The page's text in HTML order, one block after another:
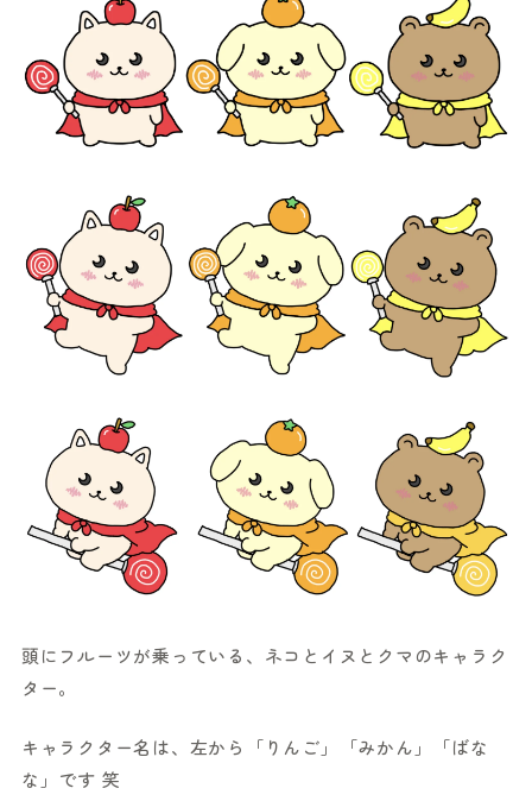
頭にフルーツが乗っている、ネコとイヌとクマのキャラク
ター。
キャラクター名は、左から「りんご」「みかん」「ばな
な」です 笑